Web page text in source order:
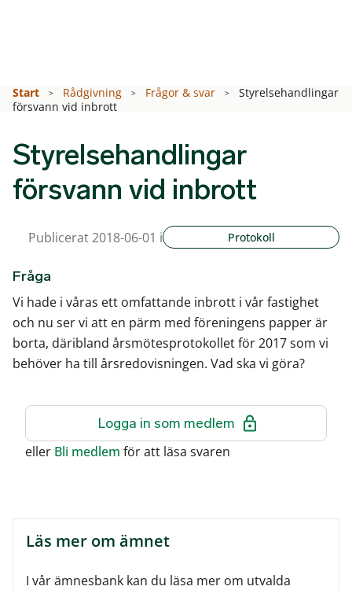
Start Rådgivning Frågor & svar
Styrelsehandlingar
försvann vid inbrott
Styrelsehandlingar
försvann vid inbrott
Läs mer om ämnet
I vår ämnesbank kan du läsa mer om utvalda
Publicerat 2018-06-01 i Protokoll
Fråga
Vi hade i våras ett omfattande inbrott i vår fastighet
och nu ser vi att en pärm med föreningens papper är
borta, däribland årsmötesprotokollet för 2017 som vi
behöver ha till årsredovisningen. Vad ska vi göra?
Logga in som medlem
eller Bli medlem för att läsa svaren